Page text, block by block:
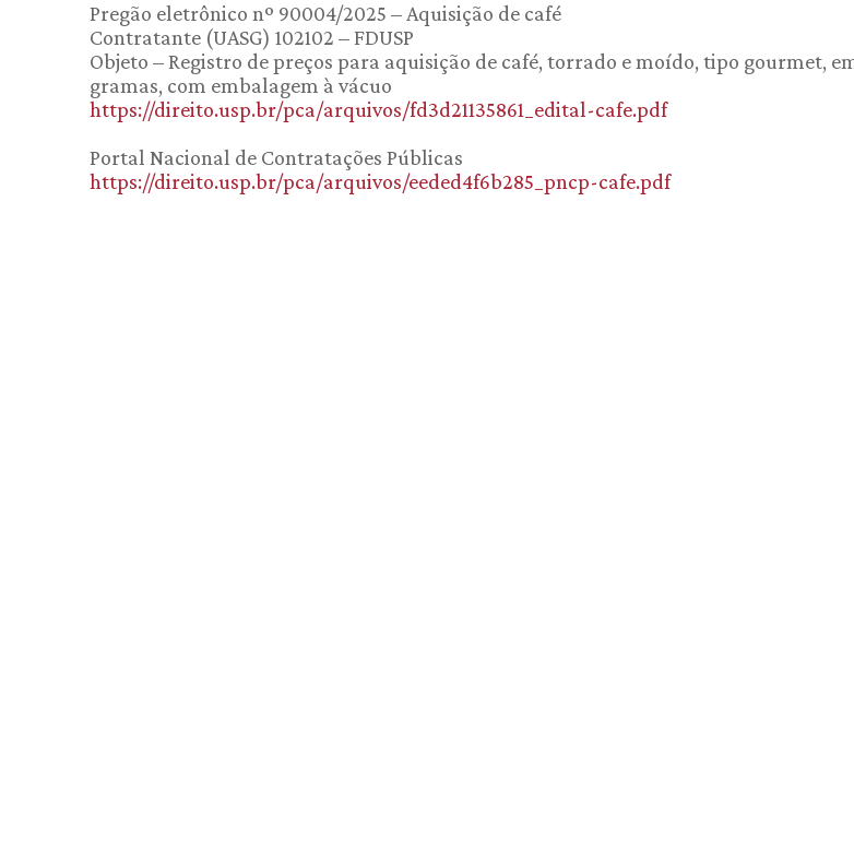
Pregão eletrônico nº 90004/2025 – Aquisição de café
Contratante (UASG) 102102 – FDUSP
Objeto – Registro de preços para aquisição de café, torrado e moído, tipo gourmet,
gramas, com embalagem à vácuo
https://direito.usp.br/pca/arquivos/fd3d21135861_edital-cafe.pdf
Portal Nacional de Contratações Públicas
https://direito.usp.br/pca/arquivos/eeded4f6b285_pncp-cafe.pdf